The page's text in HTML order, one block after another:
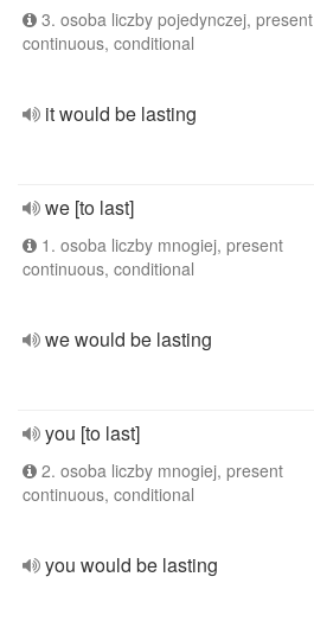
3. osoba liczby pojedynczej, present
continuous, conditional
it would be lasting
we [to last]
1. osoba liczby mnogiej, present
continuous, conditional
we would be lasting
you [to last]
2. osoba liczby mnogiej, present
continuous, conditional
you would be lasting